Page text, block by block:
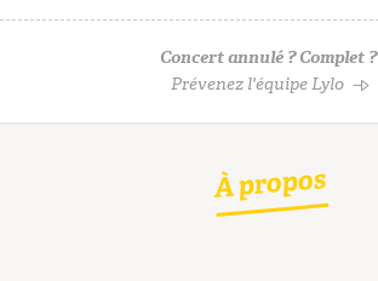
Concert annulé ? Complet ?
Prévenez l'équipe Lylo
À propos